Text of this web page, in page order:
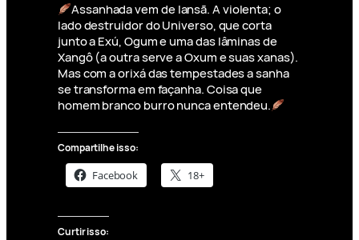
Assanhada vem de Iansã. A violenta; o
lado destruidor do Universo, que corta
junto a Exú, Ogum e uma das lâminas de
Xangô (a outra serve a Oxum e suas xanas).
Mas com a orixá das tempestades a sanha
se transforma em façanha. Coisa que
homem branco burro nunca entendeu.
Compartilhe isso:
Facebook 18+
Curtir isso: